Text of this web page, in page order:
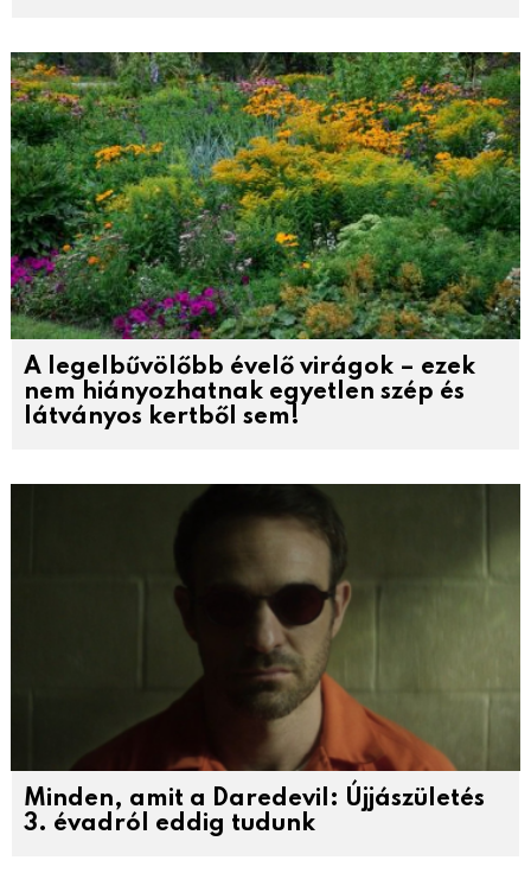
A legelbűvölőbb évelő virágok – ezek
nem hiányozhatnak egyetlen szép és
látványos kertből sem!
Minden, amit a Daredevil: Újjászületés
3. évadról eddig tudunk